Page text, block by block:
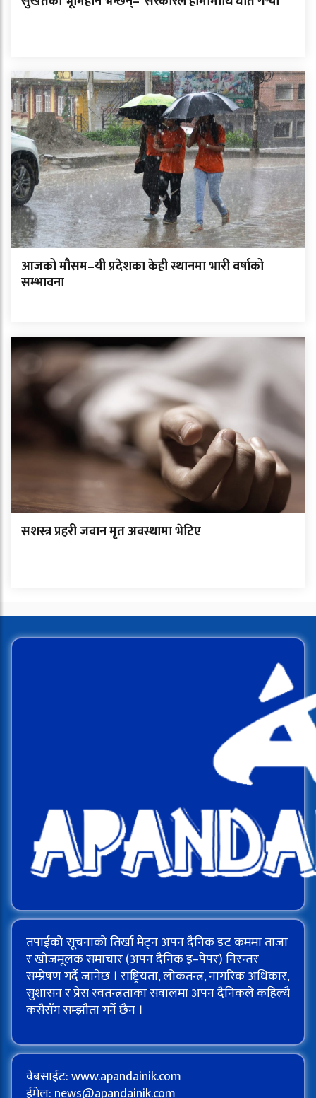
आजको मौसम–यी प्रदेशका केही स्थानमा भारी वर्षाको
सम्भावना
सशस्त्र प्रहरी जवान मृत अवस्थामा भेटिए
तपाईको सूचनाको तिर्खा मेट्न अपन दैनिक डट कममा ताजा
र खोजमूलक समाचार (अपन दैनिक इ–पेपर) निरन्तर
सम्प्रेषण गर्दै जानेछ । राष्ट्रियता, लोकतन्त्र, नागरिक अधिकार,
सुशासन र प्रेस स्वतन्त्रताका सवालमा अपन दैनिकले कहिल्यै
कसैसँग सम्झौता गर्ने छैन ।
वेबसाईट: www.apandainik.com
ईमेल: news@apandainik.com